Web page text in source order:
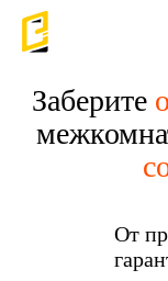
Заберите
От